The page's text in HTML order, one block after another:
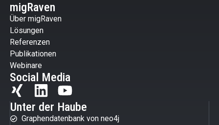
migRaven
Über migRaven
Lösungen
Referenzen
Publikationen
Webinare
Social Media
Unter der Haube
Graphendatenbank von neo4j